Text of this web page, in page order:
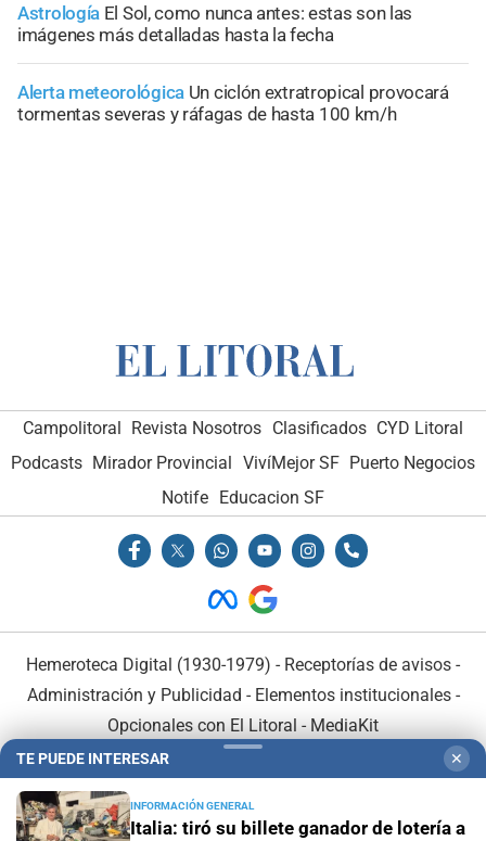
Astrología El Sol, como nunca antes: estas son las
imágenes más detalladas hasta la fecha
Alerta meteorológica Un ciclón extratropical provocará
tormentas severas y ráfagas de hasta 100 km/h
Campolitoral Revista Nosotros Clasificados CYD Litoral
Podcasts Mirador Provincial VivíMejor SF Puerto Negocios
Notife
Educacion SF
Hemeroteca Digital (1930-1979) - Receptorías de avisos -
Administración y Publicidad - Elementos institucionales-
Opcionales con El Litoral - MediaKit
TE PUEDE INTERESAR ✕
INFORMACIÓN GENERAL
Italia: tiró su billete ganador de lotería a